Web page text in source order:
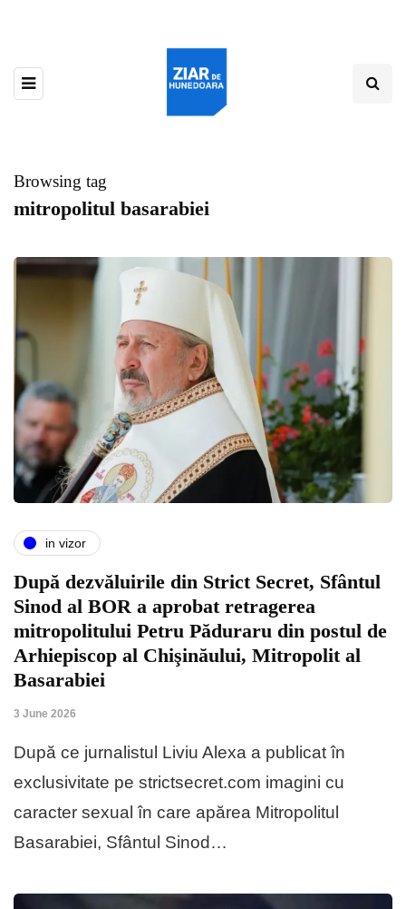
Browsing tag
mitropolitul basarabiei
in vizor
După dezvăluirile din Strict Secret, Sfântul
Sinod al BOR a aprobat retragerea
mitropolitului Petru Păduraru din postul de
Arhiepiscop al Chişinăului, Mitropolit al
Basarabiei
3 June 2026
După ce jurnalistul Liviu Alexa a publicat în
exclusivitate pe strictsecret.com imagini cu
caracter sexual în care apărea Mitropolitul
Basarabiei, Sfântul Sinod…